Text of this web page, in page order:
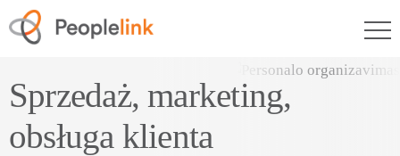
Sprzedaż, marketing,
obsługa klienta